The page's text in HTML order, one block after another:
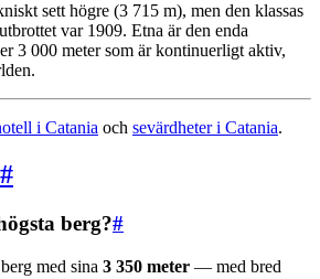
sett högre (3 715 m), men den klassas
var 1909. Etna är den enda
3 000 meter som är kontinuerligt aktiv,
i Catania och sevärdheter i Catania.
#
berg?#
med sina 3 350 meter — med bred